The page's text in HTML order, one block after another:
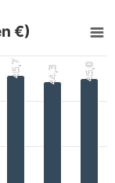
€)
45,7
45,7 44,3
44,3 45,0
45,0